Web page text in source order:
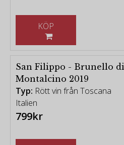
San Filippo - Brunello di
Montalcino 2019
Typ: Rött vin från Toscana
Italien
799kr